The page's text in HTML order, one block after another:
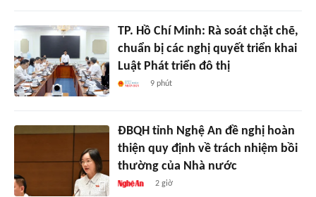
TP. Hồ Chí Minh: Rà soát chặt chẽ,
chuẩn bị các nghị quyết triển khai
Luật Phát triển đô thị
9 phút
ĐBQH tỉnh Nghệ An đề nghị hoàn
thiện quy định về trách nhiệm bồi
thường của Nhà nước
2 giờ